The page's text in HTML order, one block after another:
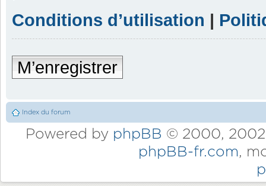
Conditions d’utilisation |
M’enregistrer
Index du forum
Powered by phpBB © 2000,
phpBB-fr.com,